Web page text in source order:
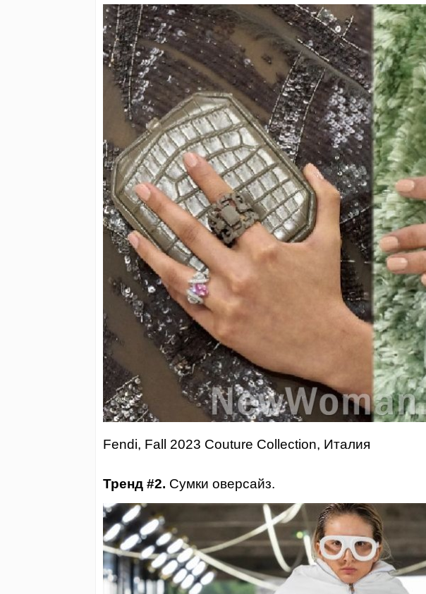
Fendi, Fall 2023 Couture Collection, Италия
Тренд #2. Сумки оверсайз.